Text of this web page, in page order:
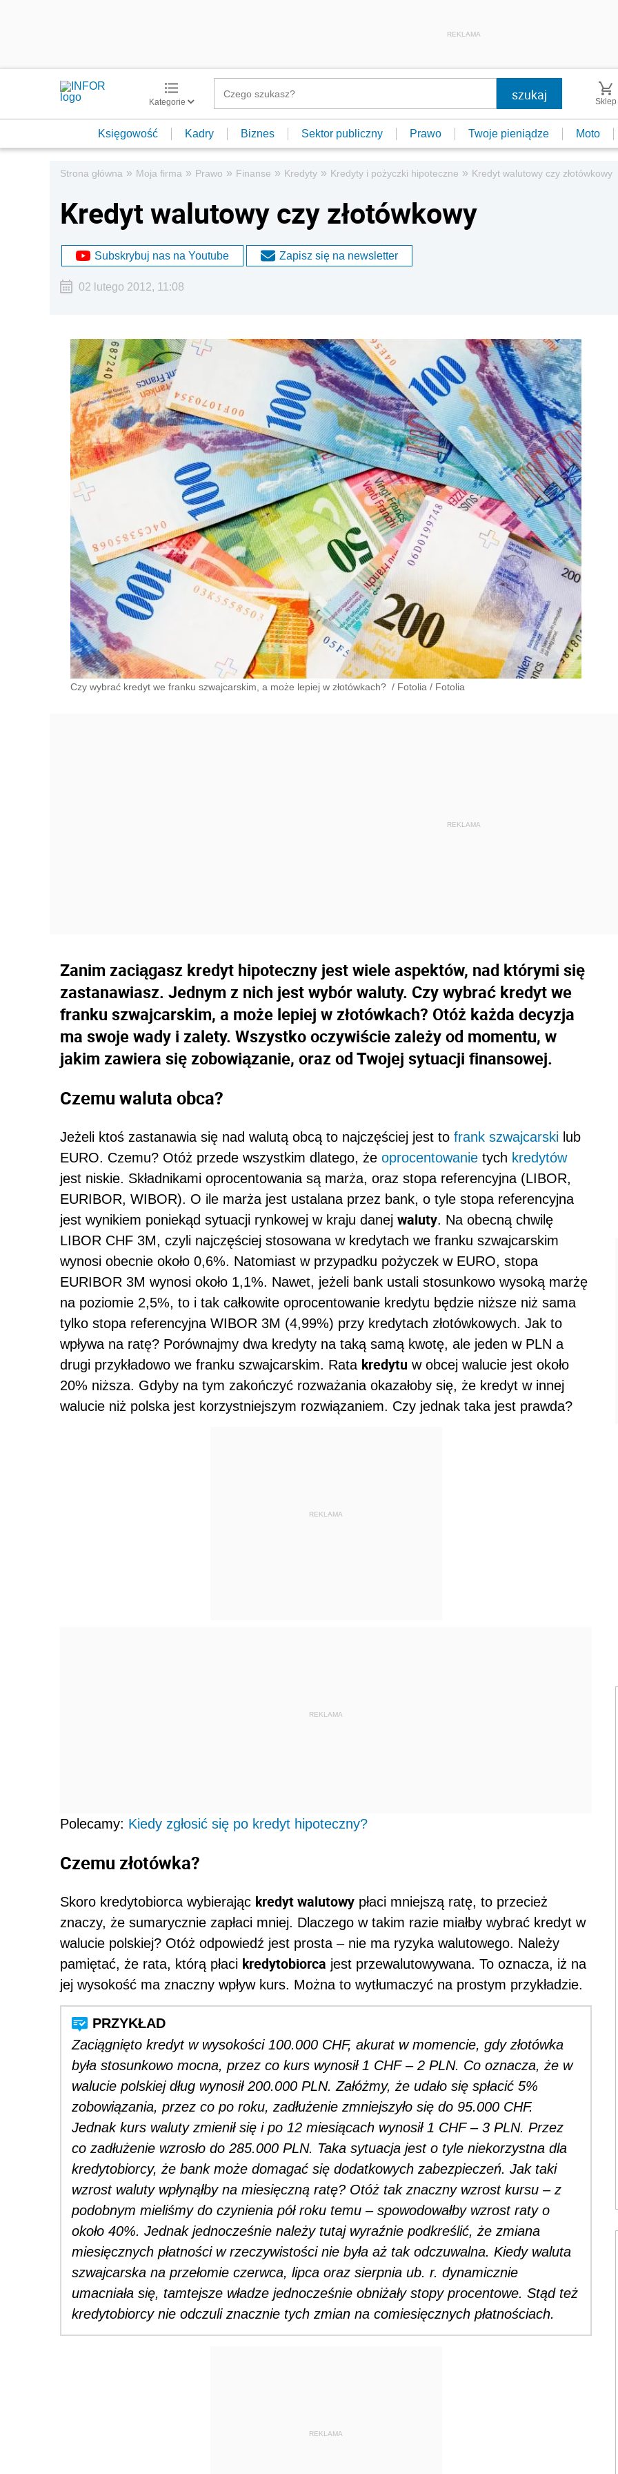
REKLAMA
Kategorie Sklep
Księgowość Kadry Biznes Sektor publiczny Prawo Twoje pieniądze Moto
Strona główna » Moja firma » Prawo » Finanse » Kredyty » Kredyty i pożyczki hipoteczne » Kredyt walutowy czy złotówkowy
Kredyt walutowy czy złotówkowy
Subskrybuj nas na Youtube Zapisz się na newsletter
02 lutego 2012, 11:08
Czy wybrać kredyt we franku szwajcarskim, a może lepiej w złotówkach? / Fotolia / Fotolia
Zanim zaciągasz kredyt hipoteczny jest wiele aspektów, nad którymi się
zastanawiasz. Jednym z nich jest wybór waluty. Czy wybrać kredyt we
franku szwajcarskim, a może lepiej w złotówkach? Otóż każda decyzja
ma swoje wady i zalety. Wszystko oczywiście zależy od momentu, w
jakim zawiera się zobowiązanie, oraz od Twojej sytuacji finansowej.
Czemu waluta obca?
Jeżeli ktoś zastanawia się nad walutą obcą to najczęściej jest to frank szwajcarski lub
EURO. Czemu? Otóż przede wszystkim dlatego, że oprocentowanie tych kredytów
jest niskie. Składnikami oprocentowania są marża, oraz stopa referencyjna (LIBOR,
EURIBOR, WIBOR). O ile marża jest ustalana przez bank, o tyle stopa referencyjna
jest wynikiem poniekąd sytuacji rynkowej w kraju danej waluty. Na obecną chwilę
LIBOR CHF 3M, czyli najczęściej stosowana w kredytach we franku szwajcarskim
wynosi obecnie około 0,6%. Natomiast w przypadku pożyczek w EURO, stopa
EURIBOR 3M wynosi około 1,1%. Nawet, jeżeli bank ustali stosunkowo wysoką marżę
na poziomie 2,5%, to i tak całkowite oprocentowanie kredytu będzie niższe niż sama
tylko stopa referencyjna WIBOR 3M (4,99%) przy kredytach złotówkowych. Jak to
wpływa na ratę? Porównajmy dwa kredyty na taką samą kwotę, ale jeden w PLN a
drugi przykładowo we franku szwajcarskim. Rata kredytu w obcej walucie jest około
20% niższa. Gdyby na tym zakończyć rozważania okazałoby się, że kredyt w innej
walucie niż polska jest korzystniejszym rozwiązaniem. Czy jednak taka jest prawda?
REKLAMA
REKLAMA
Polecamy: Kiedy zgłosić się po kredyt hipoteczny?
Czemu złotówka?
Skoro kredytobiorca wybierając kredyt walutowy płaci mniejszą ratę, to przecież
znaczy, że sumarycznie zapłaci mniej. Dlaczego w takim razie miałby wybrać kredyt w
walucie polskiej? Otóż odpowiedź jest prosta – nie ma ryzyka walutowego. Należy
pamiętać, że rata, którą płaci kredytobiorca jest przewalutowywana. To oznacza, iż na
jej wysokość ma znaczny wpływ kurs. Można to wytłumaczyć na prostym przykładzie.
Zaciągnięto kredyt w wysokości 100.000 CHF, akurat w momencie, gdy złotówka
była stosunkowo mocna, przez co kurs wynosił 1 CHF – 2 PLN. Co oznacza, że w
walucie polskiej dług wynosił 200.000 PLN. Załóżmy, że udało się spłacić 5%
zobowiązania, przez co po roku, zadłużenie zmniejszyło się do 95.000 CHF.
Jednak kurs waluty zmienił się i po 12 miesiącach wynosił 1 CHF – 3 PLN. Przez
co zadłużenie wzrosło do 285.000 PLN. Taka sytuacja jest o tyle niekorzystna dla
kredytobiorcy, że bank może domagać się dodatkowych zabezpieczeń. Jak taki
wzrost waluty wpłynąłby na miesięczną ratę? Otóż tak znaczny wzrost kursu – z
podobnym mieliśmy do czynienia pół roku temu – spowodowałby wzrost raty o
około 40%. Jednak jednocześnie należy tutaj wyraźnie podkreślić, że zmiana
miesięcznych płatności w rzeczywistości nie była aż tak odczuwalna. Kiedy waluta
szwajcarska na przełomie czerwca, lipca oraz sierpnia ub. r. dynamicznie
umacniała się, tamtejsze władze jednocześnie obniżały stopy procentowe. Stąd też
kredytobiorcy nie odczuli znacznie tych zmian na comiesięcznych płatnościach.
REKLAMA